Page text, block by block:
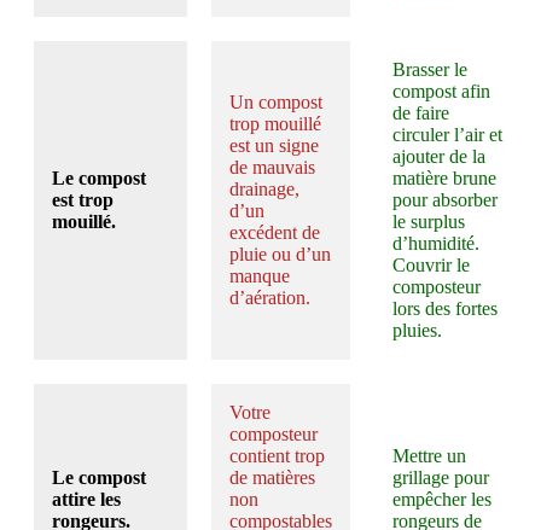
Le compost
est trop
mouillé.
Un compost
trop mouillé
est un signe
de mauvais
drainage,
d’un
excédent de
pluie ou d’un
manque
d’aération.
Brasser le
compost afin
de faire
circuler l’air et
ajouter de la
matière brune
pour absorber
le surplus
d’humidité.
Couvrir le
composteur
lors des fortes
pluies.
Le compost
attire les
rongeurs.
Votre
composteur
contient trop
de matières
non
compostables
Mettre un
grillage pour
empêcher les
rongeurs de